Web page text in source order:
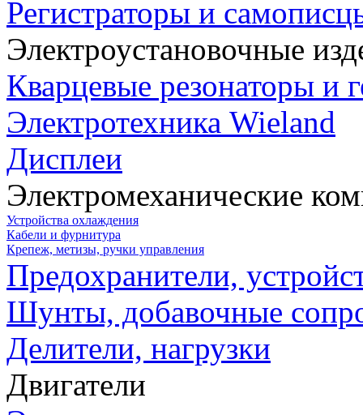
Регистраторы и
Электроустановочные
Кварцевые резонаторы и
Электротехника Wieland
Дисплеи
Электромеханические
Устройства охлаждения
Кабели и фурнитура
Крепеж, метизы, ручки управления
Предохранители,
Шунты, добавочные
Делители, нагрузки
Двигатели